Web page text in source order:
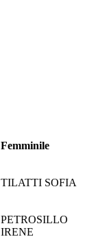
Femminile
TILATTI SOFIA
PETROSILLO
IRENE